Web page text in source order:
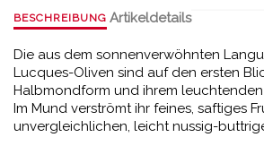
BESCHREIBUNG Artikeldetails
Die aus dem sonnenverwöhnten
Lucques-Oliven sind auf den ersten
Halbmondform und ihrem leuchtenden
Im Mund verströmt ihr feines, saftiges
unvergleichlichen, leicht nussig-